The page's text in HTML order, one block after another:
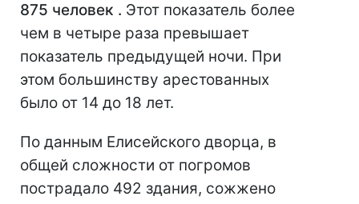
875 человек . Этот показатель более
чем в четыре раза превышает
показатель предыдущей ночи. При
этом большинству арестованных
было от 14 до 18 лет.
По данным Елисейского дворца, в
общей сложности от погромов
пострадало 492 здания, сожжено